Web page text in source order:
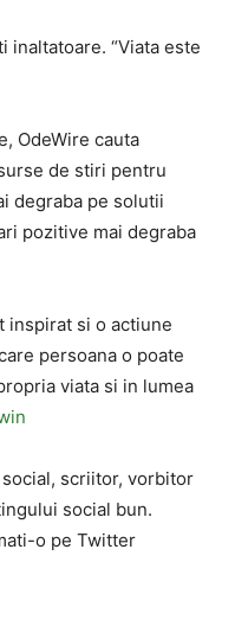
inaltatoare. “Viata este
OdeWire cauta
de stiri pentru
degraba pe solutii
pozitive mai degraba
inspirat si o actiune
persoana o poate
viata si in lumea
scriitor, vorbitor
social bun.
o pe Twitter